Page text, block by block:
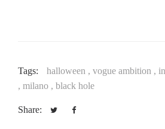
Tags: halloween , vogue ambition ,
, milano , black hole
Share: